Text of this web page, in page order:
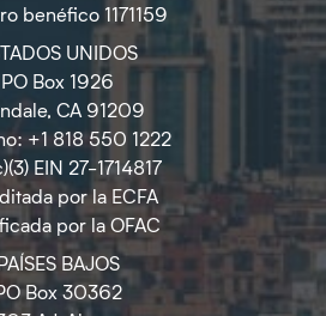
benéfico 1171159
UNIDOS
PO Box 1926
CA 91209
+1 818 550 1222
EIN 27-1714817
por la ECFA
por la OFAC
BAJOS
Box 30362